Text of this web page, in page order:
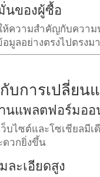
นของผู้ซื้อ
ความสำคัญกับควา
อมูลอย่างตรงไปตรง
บการเปลี่ยน
นแพลตฟอร์มออ
บไซต์และโซเชียลมี
ดวกยิ่งขึ้น
ละเอียดสูง